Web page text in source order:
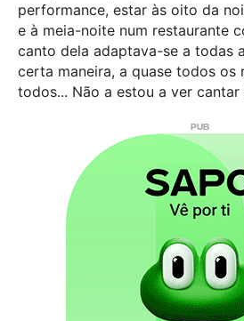
performance, estar às oito da
e à meia-noite num restaurante
canto dela adaptava-se a todas
certa maneira, a quase todos os
todos... Não a estou a ver